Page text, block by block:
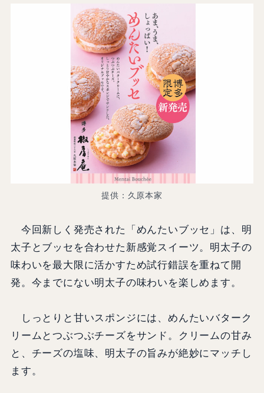
提供：久原本家
今回新しく発売された「めんたいブッセ」は、明
太子とブッセを合わせた新感覚スイーツ。明太子の
味わいを最大限に活かすため試行錯誤を重ねて開
発。今までにない明太子の味わいを楽しめます。
しっとりと甘いスポンジには、めんたいバターク
リームとつぶつぶチーズをサンド。クリームの甘み
と、チーズの塩味、明太子の旨みが絶妙にマッチし
ます。